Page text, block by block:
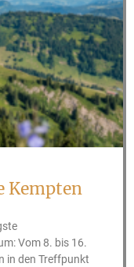
Kempten
Vom 8. bis 16.
in den Treffpunkt